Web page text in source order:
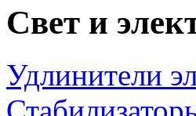
Свет и
Удлинители